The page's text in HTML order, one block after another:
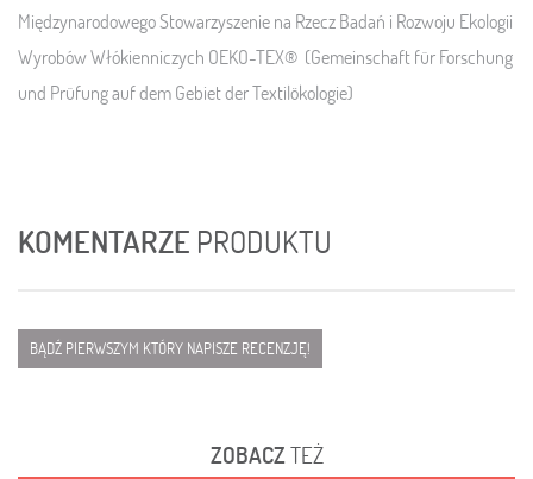
Międzynarodowego Stowarzyszenie na Rzecz Badań i Rozwoju Ekologii
Wyrobów Włókienniczych OEKO-TEX® (Gemeinschaft für Forschung
und Prüfung auf dem Gebiet der Textilökologie)
KOMENTARZE PRODUKTU
BĄDŹ PIERWSZYM KTÓRY NAPISZE RECENZJĘ!
ZOBACZTEŻ